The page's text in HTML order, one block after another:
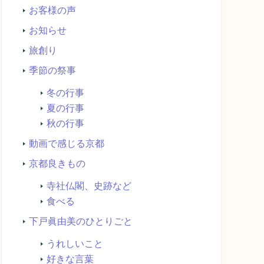
お客様の声
お知らせ
旅創り
季節の祭事
冬の行事
夏の行事
秋の行事
動画で感じる京都
京都良きもの
寺社仏閣、史跡など
食べる
下戸眞由美のひとりごと
うれしいこと
好きな言葉